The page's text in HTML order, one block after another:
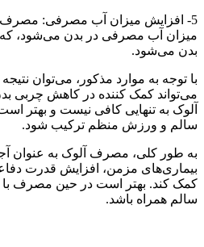
5- افزایش میزان آب مصرفی:
میزان آب مصرفی در بدن می‌شود،
بدن می‌شود.
با توجه به موارد مذکور، می‌توان
می‌تواند کمک کننده در کاهش چربی
آلوک به تنهایی کافی نیست و بهتر
سالم و ورزش منظم ترکیب شود.
به طور کلی، مصرف آلوک به عنوان
بیماری‌های مزمن، افزایش قدرت
کمک کند. بهتر است در حین مصرف با
سالم همراه باشد.